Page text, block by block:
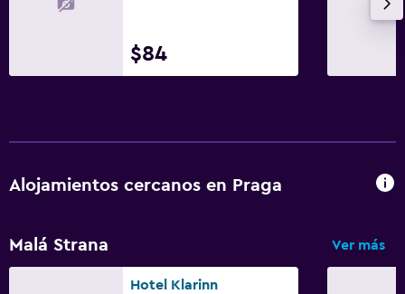
$84
Alojamientos cercanos en Praga
Malá Strana Ver más
Hotel Klarinn